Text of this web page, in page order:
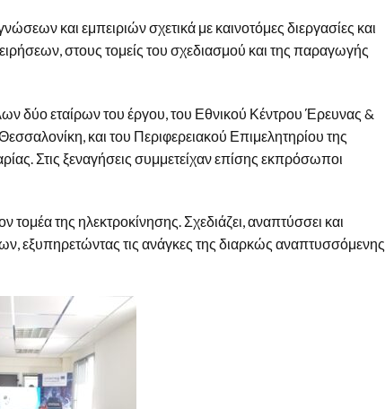
και εμπειριών σχετικά με καινοτόμες διεργασίες και
στους τομείς του σχεδιασμού και της παραγωγής
δύο εταίρων του έργου, του Εθνικού Κέντρου Έρευνας &
και του Περιφερειακού Επιμελητηρίου της
Στις ξεναγήσεις συμμετείχαν επίσης εκπρόσωποι
της ηλεκτροκίνησης. Σχεδιάζει, αναπτύσσει και
εξυπηρετώντας τις ανάγκες της διαρκώς αναπτυσσόμενης